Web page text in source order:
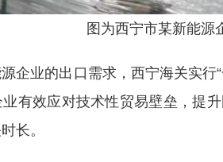
图为西宁市某新能源
业的出口需求，西宁海关实行“
有效应对技术性贸易壁垒，提
长。